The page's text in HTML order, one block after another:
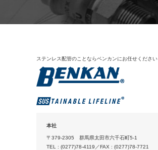
ステンレス配管のことならベンカンにお任せください
本社
〒379-2305 群馬県太田市六千石町5-1
TEL : (0277)78-4119／FAX : (0277)78-7721